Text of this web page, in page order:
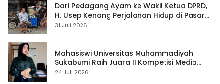
Dari Pedagang Ayam ke Wakil Ketua DPRD,
H. Usep Kenang Perjalanan Hidup di Pasar
Cisaat
31 Juli 2026
Mahasiswi Universitas Muhammadiyah
Sukabumi Raih Juara II Kompetisi Media
Pembelajaran Digital Tingkat Internasional
24 Juli 2026